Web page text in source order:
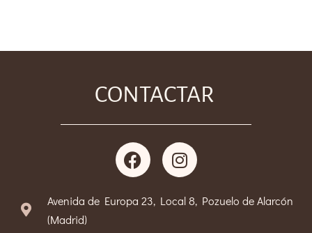
CONTACTAR
Avenida de Europa 23, Local 8, Pozuelo de Alarcón
(Madrid)